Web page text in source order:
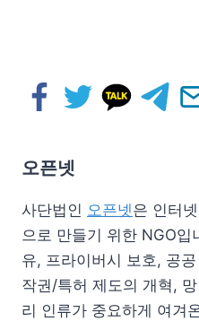
오픈넷
사단법인 오픈넷은 인터
으로 만들기 위한 NGO
유, 프라이버시 보호, 공
작권/특허 제도의 개혁,
리 인류가 중요하게 여겨